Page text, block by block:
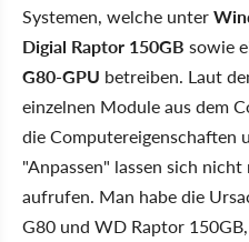
Systemen, welche unter
Digial Raptor 150GB sowie
G80-GPU betreiben. Laut
einzelnen Module aus dem
die Computereigenschaften
"Anpassen" lassen sich
aufrufen. Man habe die
G80 und WD Raptor